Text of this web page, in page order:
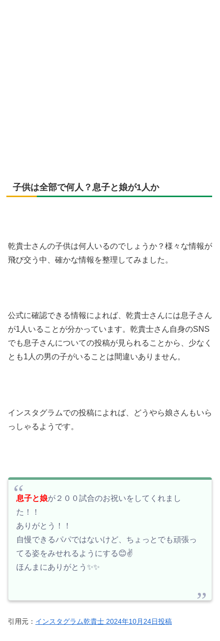
子供は全部で何人？息子と娘が1人か
乾貴士さんの子供は何人いるのでしょうか？様々な情報が
飛び交う中、確かな情報を整理してみました。
公式に確認できる情報によれば、乾貴士さんには息子さん
が1人いることが分かっています。乾貴士さん自身のSNS
でも息子さんについての投稿が見られることから、少なく
とも1人の男の子がいることは間違いありません。
インスタグラムでの投稿によれば、どうやら娘さんもいら
っしゃるようです。
息子と娘が２００試合のお祝いをしてくれまし
た！！
ありがとう！！
自慢できるパパではないけど、ちょっとでも頑張っ
てる姿をみせれるようにする😊✌️
ほんまにありがとう✨✨
引用元： インスタグラム乾貴士 2024年10月24日投稿